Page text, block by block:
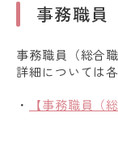
事務職員
事務職員（総合
詳細については
・
【事務職員（